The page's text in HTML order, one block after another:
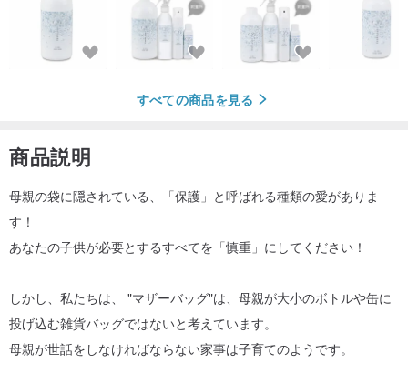
すべての商品を見る
商品説明
母親の袋に隠されている、「保護」と呼ばれる種類の愛がありま
す！
あなたの子供が必要とするすべてを「慎重」にしてください！
しかし、私たちは、 "マザーバッグ"は、母親が大小のボトルや缶に
投げ込む雑貨バッグではないと考えています。
母親が世話をしなければならない家事は子育てのようです。